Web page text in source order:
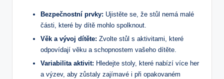
Bezpečnostní ⁤prvky: Ujistěte se, že stůl nemá malé
části, které by ​dítě mohlo spolknout.
Věk a vývoj‍ dítěte: Zvolte⁤ stůl ‍s aktivitami, které
odpovídají věku a schopnostem vašeho dítěte.
Variabilita⁣ aktivit: Hledejte stoly, které nabízí více her
⁤a⁣ výzev,⁣ aby zůstaly zajímavé i při opakovaném